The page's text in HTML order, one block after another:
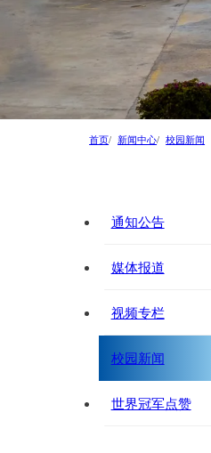
首页 新闻中心 校园新闻
通知公告
媒体报道
视频专栏
校园新闻
世界冠军点赞